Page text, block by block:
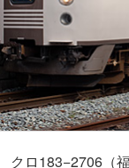
クロ183−2706